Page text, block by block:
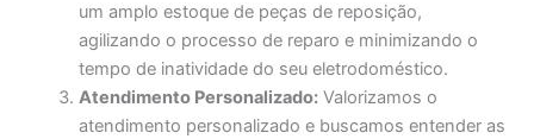
um amplo estoque de peças de reposição,
agilizando o processo de reparo e minimizando o
tempo de inatividade do seu eletrodoméstico.
Atendimento Personalizado: Valorizamos o
atendimento personalizado e buscamos entender as